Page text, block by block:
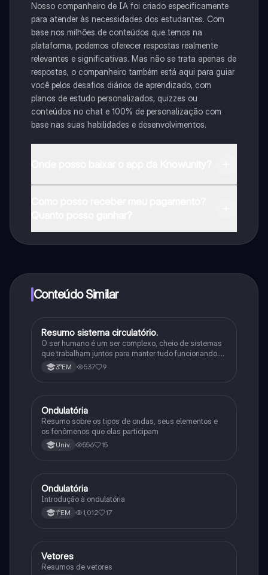
Nosso companheiro de IA foi criado especificamente
para atender às necessidades dos estudantes. Com
base nos milhões de conteúdos que temos na
plataforma, podemos oferecer respostas realmente
relevantes e significativas. Mas não se trata apenas de
respostas, o companheiro também está aqui para guiar
você pelos desafios diários de aprendizado, com
planos de estudo personalizados, quizzes ou
conteúdos no chat e 100% de personalização com
base nas suas habilidades e desenvolvimentos.
Conteúdo Similar
Física
Resumo sistema circulatório.
O ser humano é um ser complexo, cheio de sistemas
que trabalham juntos para manter tudo funcionando.
Tem inteligência, se comunica de várias formas e
consegue se adaptar a diferentes situações.
3°EM 537 9
Física
Ondulatória
Resumo sobre os tipos de ondas, seus elementos e
os fenômenos que elas participam
Univ. 556 15
Física
Ondulatória
Introdução à ondulatória
1°EM 1,012 17
Física
Vetores
Resumos de vetores